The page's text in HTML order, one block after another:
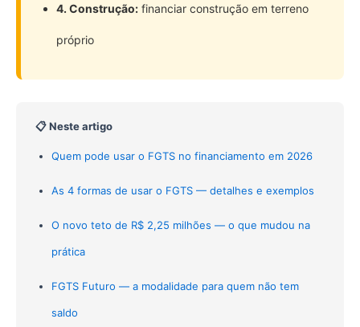
4. Construção: financiar construção em terreno
próprio
📋 Neste artigo
Quem pode usar o FGTS no financiamento em 2026
As 4 formas de usar o FGTS — detalhes e exemplos
O novo teto de R$ 2,25 milhões — o que mudou na
prática
FGTS Futuro — a modalidade para quem não tem
saldo